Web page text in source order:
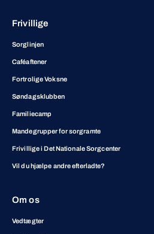
Frivillige
Sorglinjen
Caféaftener
Fortrolige Voksne
Søndagsklubben
Familiecamp
Mandegrupper for sorgramte
Frivillige i Det Nationale Sorgcenter
Vil du hjælpe andre efterladte?
Om os
Vedtægter